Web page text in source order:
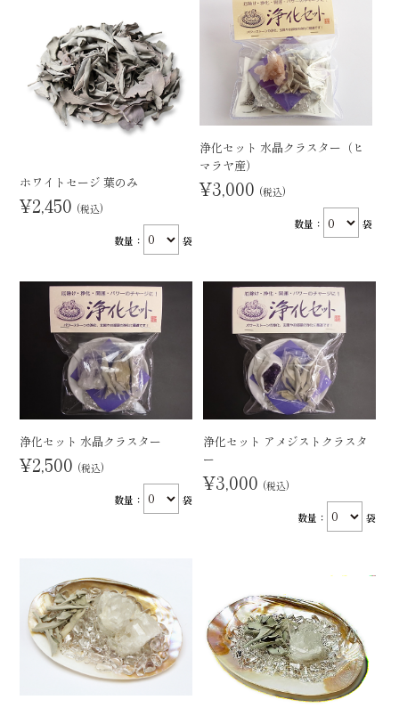
ホワイトセージ 葉のみ
¥2,450 (税込)
数量： 袋
浄化セット 水晶クラスター（ヒ
マラヤ産）
¥3,000 (税込)
数量： 袋
浄化セット 水晶クラスター
¥2,500 (税込)
数量： 袋
浄化セット アメジストクラスタ
ー
¥3,000 (税込)
数量： 袋